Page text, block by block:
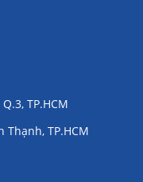
TP.HCM
Thạnh, TP.HCM